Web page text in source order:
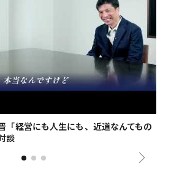
「経営にも人生にも、近道なんてもの
談